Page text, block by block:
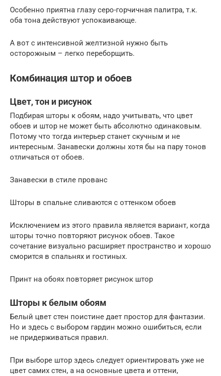
Особенно приятна глазу серо-горчичная палитра, т.к.
оба тона действуют успокаивающе.
А вот с интенсивной желтизной нужно быть
осторожным – легко переборщить.
Комбинация штор и обоев
Цвет, тон и рисунок
Подбирая шторы к обоям, надо учитывать, что цвет
обоев и штор не может быть абсолютно одинаковым.
Потому что тогда интерьер станет скучным и не
интересным. Занавески должны хотя бы на пару тонов
отличаться от обоев.
Занавески в стиле прованс
Шторы в спальне сливаются с оттенком обоев
Исключением из этого правила является вариант, когда
шторы точно повторяют рисунок обоев. Такое
сочетание визуально расширяет пространство и хорошо
сморится в спальнях и гостиных.
Принт на обоях повторяет рисунок штор
Шторы к белым обоям
Белый цвет стен поистине дает простор для фантазии.
Но и здесь с выбором гардин можно ошибиться, если
не придерживаться правил.
При выборе штор здесь следует ориентировать уже не
цвет самих стен, а на основные цвета и оттени,